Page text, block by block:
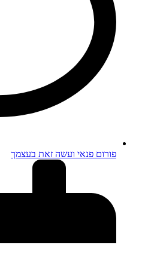
פורום פנאי ועשה זאת בעצמך